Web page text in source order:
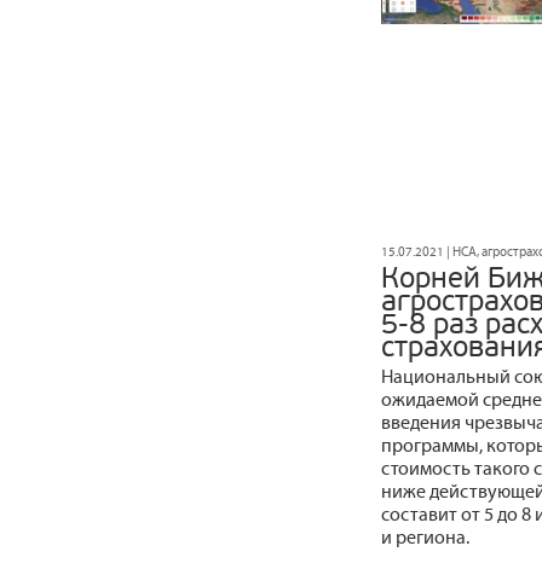
15.07.2021 | НСА,
Корней
5-8 раз
Национальный
ожидаемой
введения
программы,
стоимость такого
ниже
составит от 5 до 8
и региона.